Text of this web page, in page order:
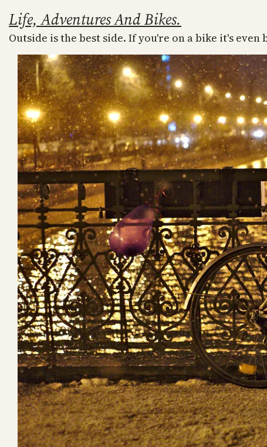
to
content
Life, Adventures And Bikes.
Outside is the best side. If you're on a bike it's even